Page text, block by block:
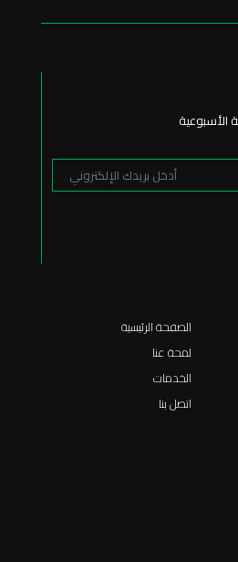
الأسبوعية
الصفحة الرئيسية
لمحة عنا
الخدمات
اتصل بنا